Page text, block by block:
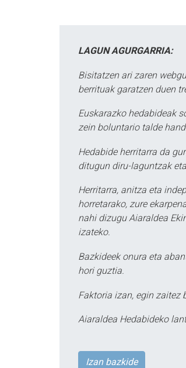
LAGUN AGURGARRIA:
Bisitatzen ari zaren
berrituak garatzen duen
Euskarazko hedabideak
zein boluntario talde
Hedabide herritarra da
ditugun diru-laguntzak
Herritarra, anitza eta
horretarako, zure
nahi dizugu Aiaraldea
izateko.
Bazkideek onura eta
hori guztia.
Faktoria izan, egin zaitez
Aiaraldea Hedabideko
Izan bazkide